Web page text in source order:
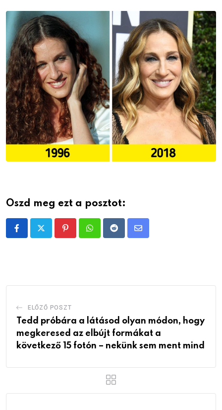
Oszd meg ezt a posztot:
PinterestWhatsappRedditShare
ELŐZŐ POSZT
Tedd próbára a látásod olyan módon, hogy
megkeresed az elbújt formákat a
következő 15 fotón – nekünk sem ment mind